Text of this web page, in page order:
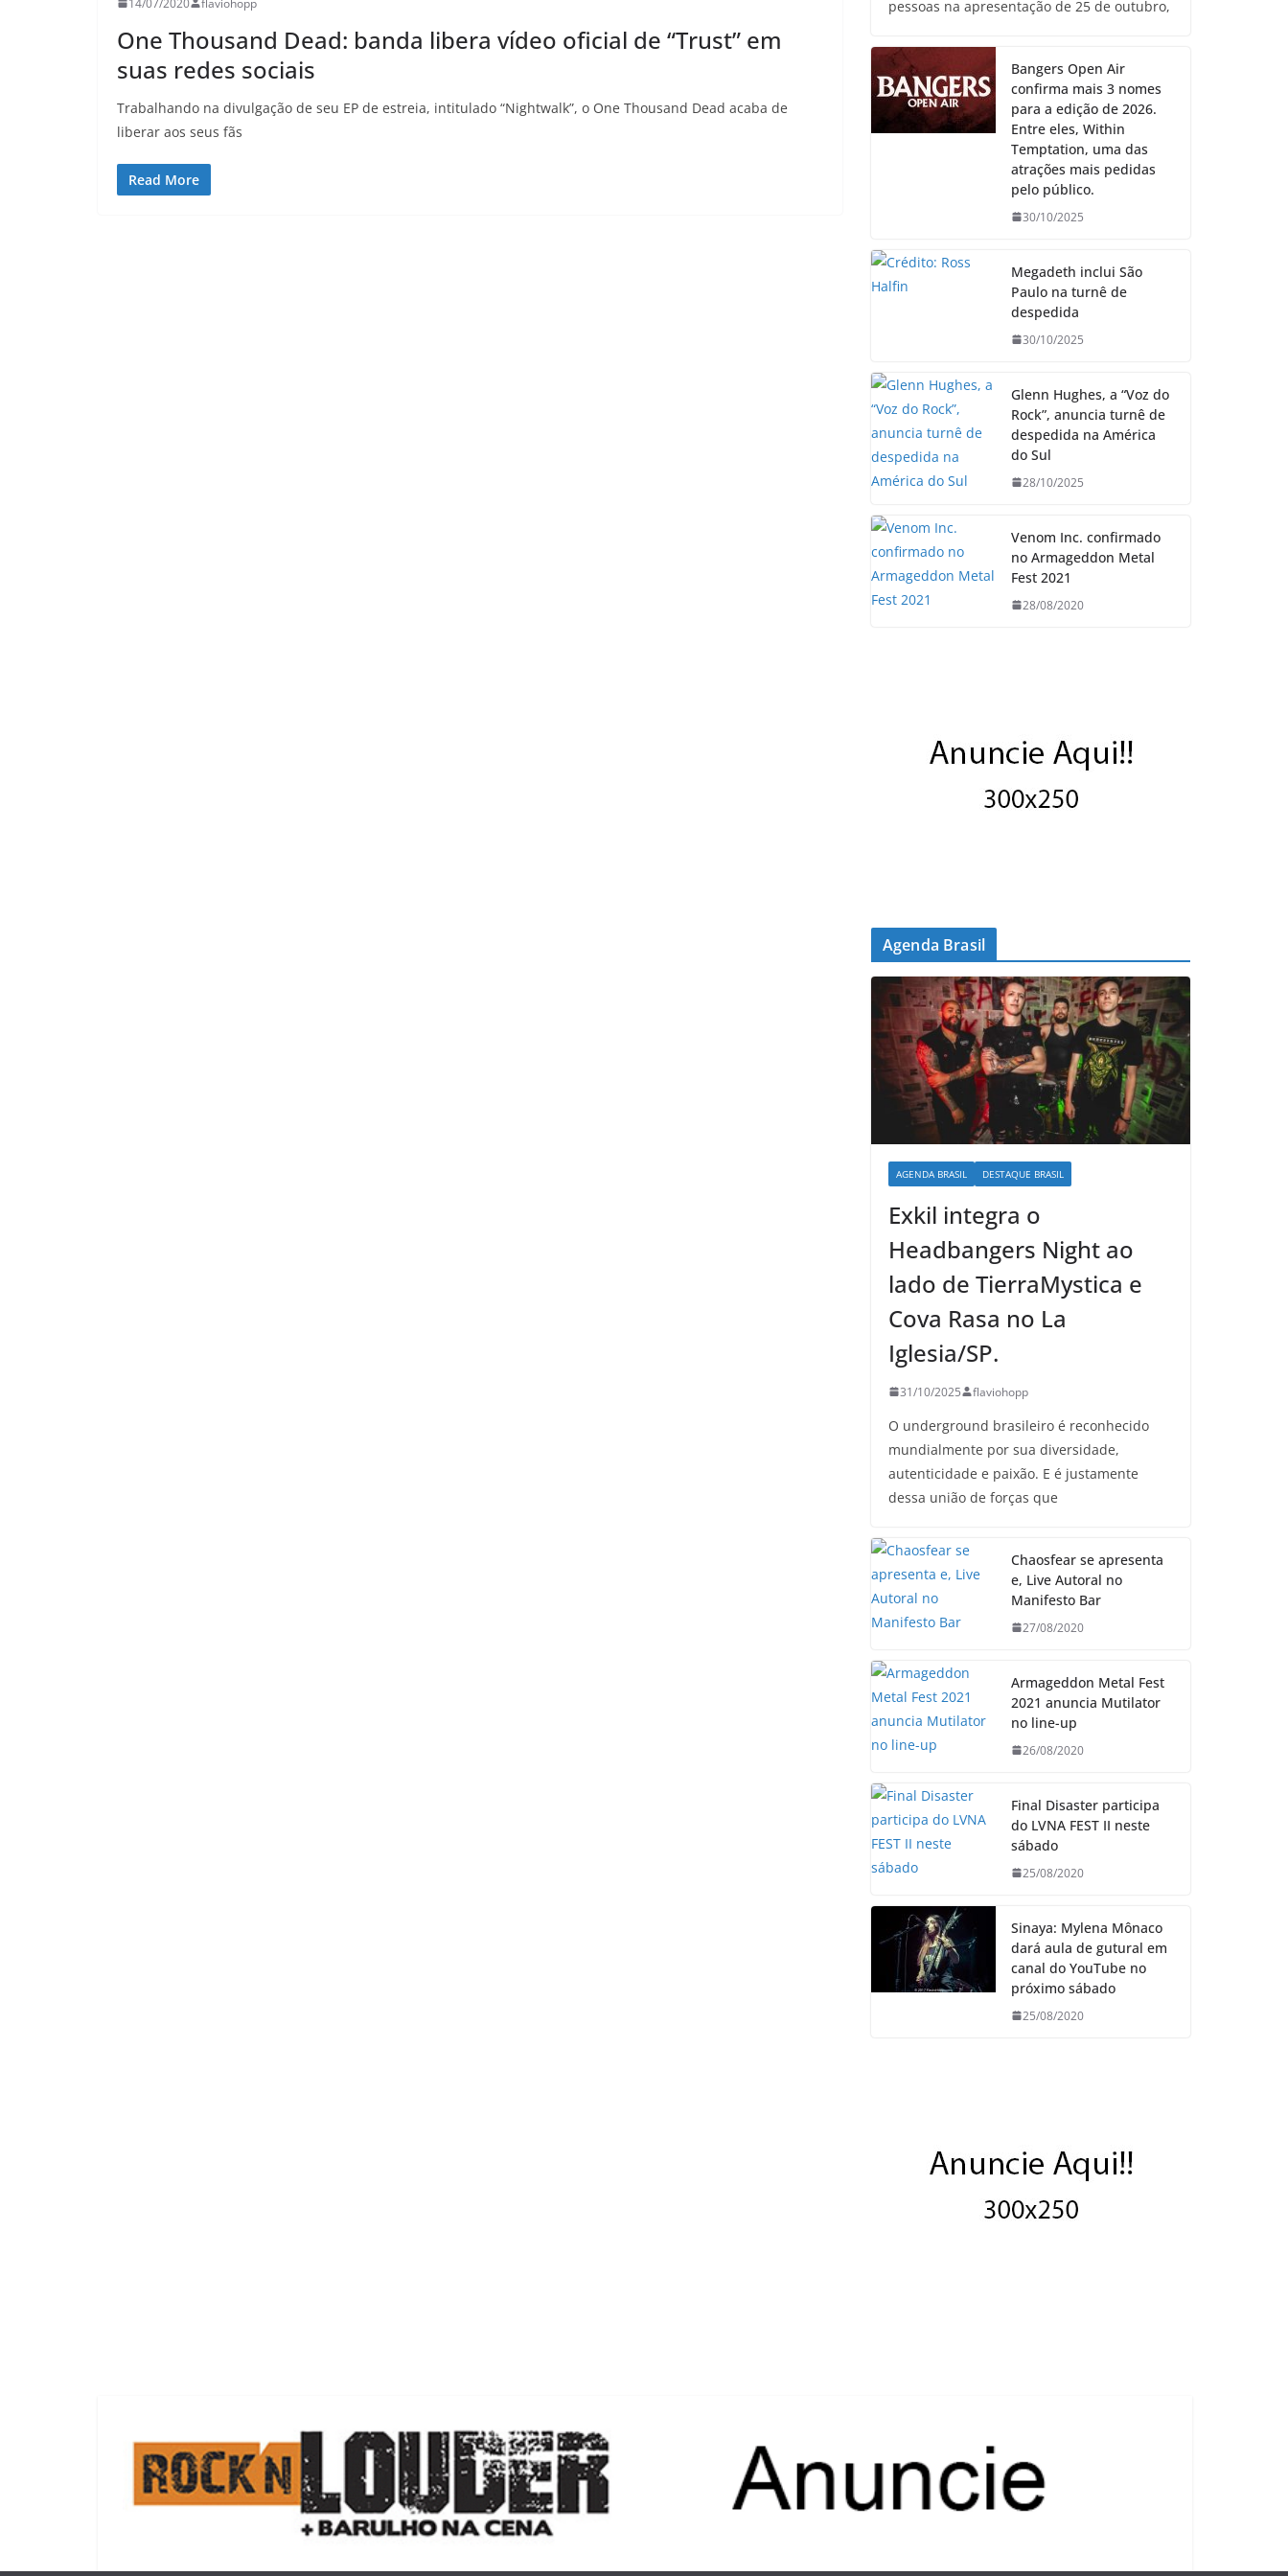
One Thousand Dead: banda libera vídeo oficial de “Trust” em
suas redes sociais
Trabalhando na divulgação de seu EP de estreia, intitulado “Nightwalk”, o One Thousand Dead acaba de
liberar aos seus fãs
Read More
pessoas na apresentação de 25 de outubro,
Bangers Open Air
confirma mais 3 nomes
para a edição de 2026.
Entre eles, Within
Temptation, uma das
atrações mais pedidas
pelo público.
30/10/2025
Megadeth inclui São
Paulo na turnê de
despedida
30/10/2025
Glenn Hughes, a “Voz do
Rock”, anuncia turnê de
despedida na América
do Sul
28/10/2025
Venom Inc. confirmado
no Armageddon Metal
Fest 2021
28/08/2020
Agenda Brasil
AGENDA BRASIL DESTAQUE BRASIL
Exkil integra o
Headbangers Night ao
lado de TierraMystica e
Cova Rasa no La
Iglesia/SP.
31/10/2025 flaviohopp
O underground brasileiro é reconhecido
mundialmente por sua diversidade,
autenticidade e paixão. E é justamente
dessa união de forças que
Chaosfear se apresenta
e, Live Autoral no
Manifesto Bar
27/08/2020
Armageddon Metal Fest
2021 anuncia Mutilator
no line-up
26/08/2020
Final Disaster participa
do LVNA FEST II neste
sábado
25/08/2020
Sinaya: Mylena Mônaco
dará aula de gutural em
canal do YouTube no
próximo sábado
25/08/2020